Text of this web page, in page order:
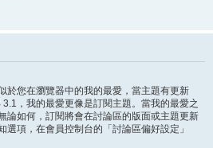
於您在瀏覽器中的我的最愛，當主題有更新
，我的最愛更像是訂閱主題。當我的最愛之
論如何，訂閱將會在討論區的版面或主題更新
項，在會員控制台的「討論區偏好設定」